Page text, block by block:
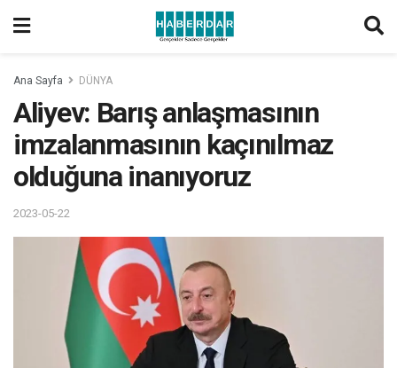
Ana Sayfa DÜNYA
Aliyev: Barış anlaşmasının
imzalanmasının kaçınılmaz
olduğuna inanıyoruz
2023-05-22